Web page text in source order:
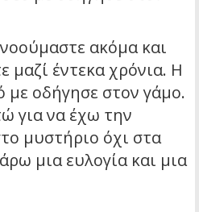
ακόμα και
μαζί έντεκα χρόνια. Η
με οδήγησε στον γάμο.
για να έχω την
μυστήριο όχι στα
μια ευλογία και μια